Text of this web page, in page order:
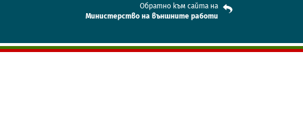
Обратно към сайта на
Mинистерство на външните работи